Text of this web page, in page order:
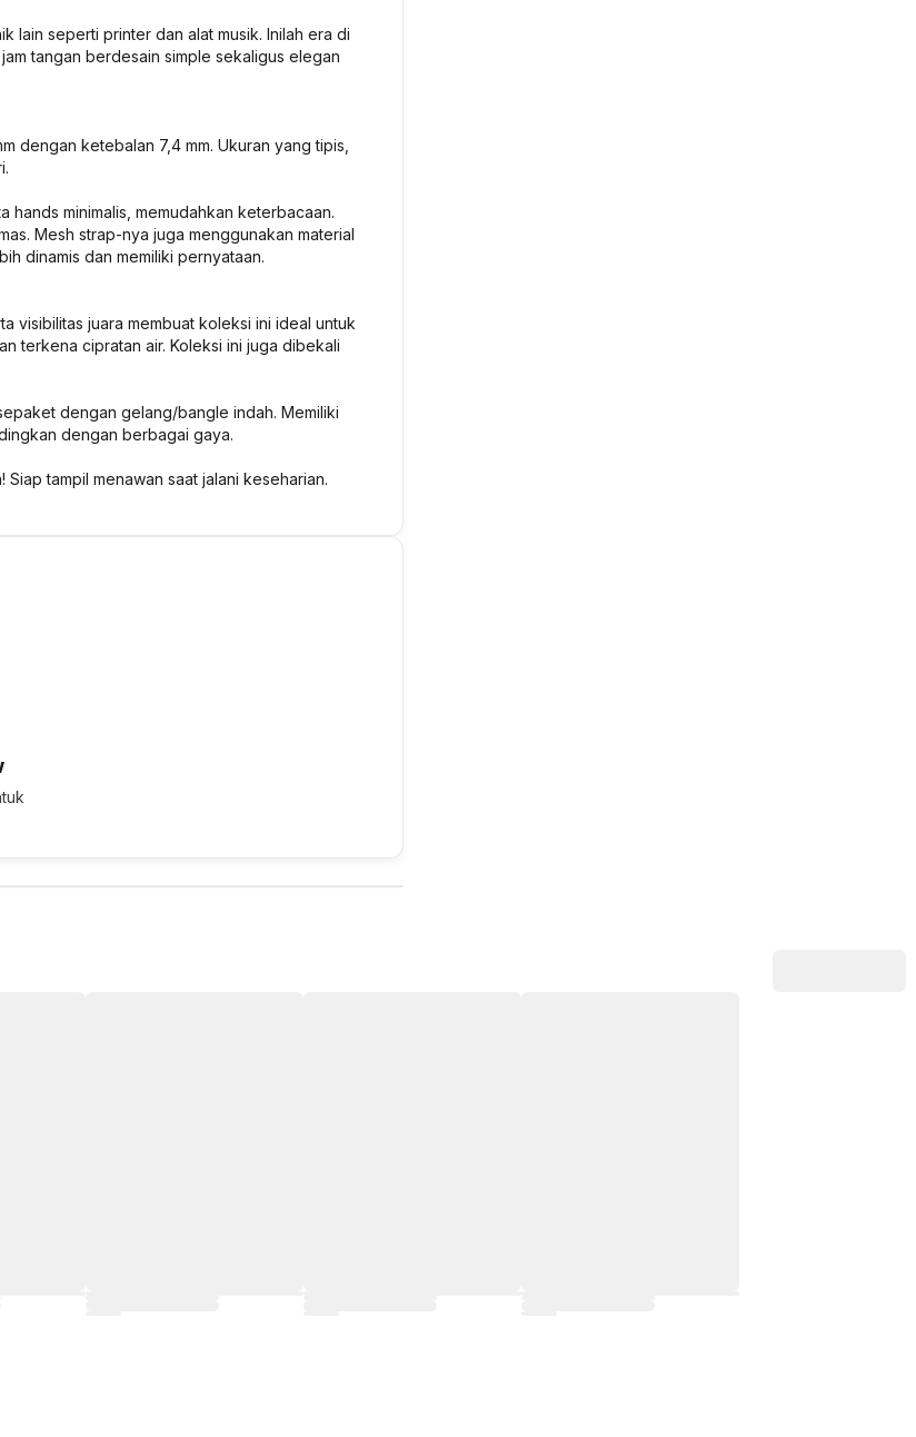
lain seperti printer dan alat musik. Inilah era di
tangan berdesain simple sekaligus elegan
dengan ketebalan 7,4 mm. Ukuran yang tipis,
minimalis, memudahkan keterbacaan.
Mesh strap-nya juga menggunakan material
dinamis dan memiliki pernyataan.
visibilitas juara membuat koleksi ini ideal untuk
terkena cipratan air. Koleksi ini juga dibekali
dengan gelang/bangle indah. Memiliki
dengan berbagai gaya.
tampil menawan saat jalani keseharian.